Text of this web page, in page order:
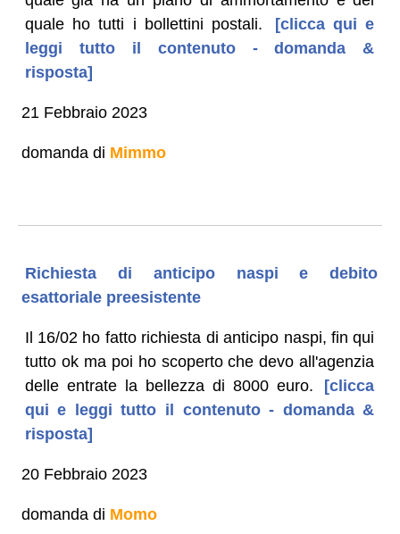
quale ho tutti i bollettini postali.
[clicca qui e
leggi tutto il contenuto - domanda &
risposta]
21 Febbraio 2023
domanda di Mimmo
Richiesta di anticipo naspi e debito
esattoriale preesistente
Il 16/02 ho fatto richiesta di anticipo naspi, fin qui
tutto ok ma poi ho scoperto che devo all'agenzia
delle entrate la bellezza di 8000 euro.
[clicca
qui e leggi tutto il contenuto - domanda &
risposta]
20 Febbraio 2023
domanda di Momo